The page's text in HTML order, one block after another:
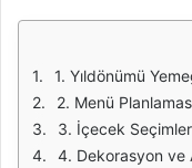
1. Yıldönümü
2. Menü
3. İçecek
4. Dekorasyon ve